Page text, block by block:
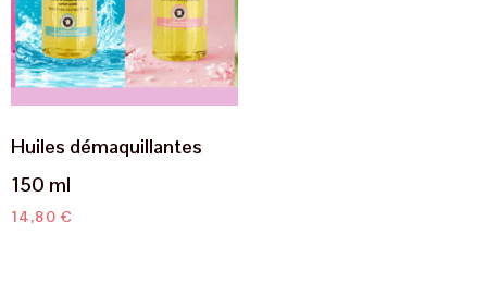
Huiles démaquillantes
150 ml
14,80€